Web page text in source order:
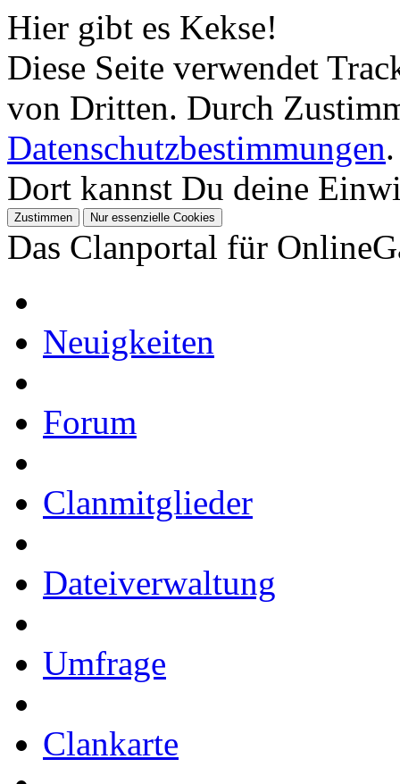
Hier gibt es Kekse!
Diese Seite verwendet
von Dritten. Durch
Datenschutzbestimmungen.
Dort kannst Du deine
Das Clanportal für
Neuigkeiten
Forum
Clanmitglieder
Dateiverwaltung
Umfrage
Clankarte